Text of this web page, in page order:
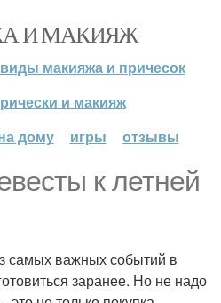
И МАКИЯЖ
виды макияжа и причесок
и макияж
дому
игры отзывы
к летней
самых важных событий в
заранее. Но не надо